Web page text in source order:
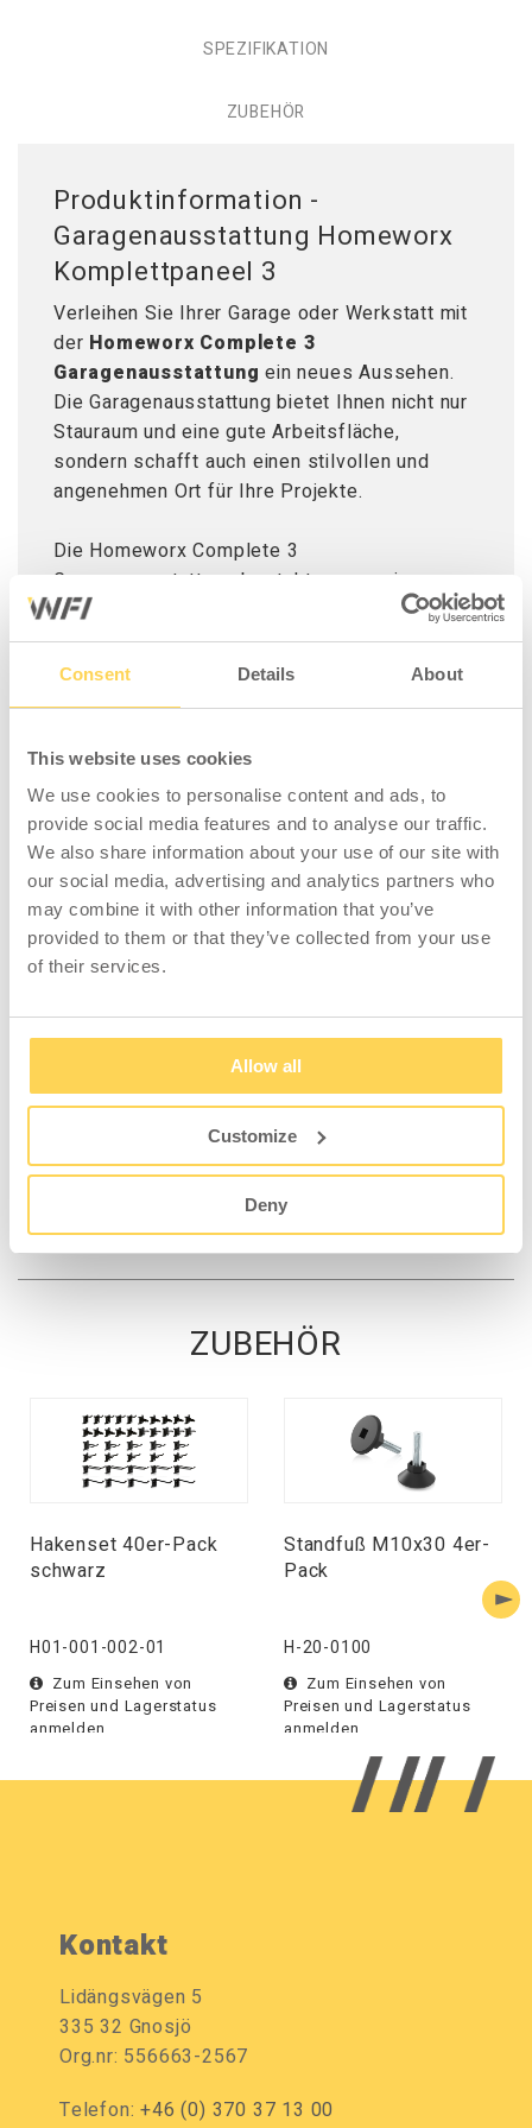
Consent Details About
This website uses cookies
We use cookies to personalise content and ads, to
provide social media features and to analyse our traffic.
We also share information about your use of our site with
our social media, advertising and analytics partners who
may combine it with other information that you’ve
provided to them or that they’ve collected from your use
of their services.
Allow all
Customize
Deny
SPEZIFIKATION
ZUBEHÖR
Produktinformation -
Garagenausstattung Homeworx
Komplettpaneel 3
Verleihen Sie Ihrer Garage oder Werkstatt mit
der Homeworx Complete 3
Garagenausstattung ein neues Aussehen.
Die Garagenausstattung bietet Ihnen nicht nur
Stauraum und eine gute Arbeitsfläche,
sondern schafft auch einen stilvollen und
angenehmen Ort für Ihre Projekte.
Die Homeworx Complete 3
Garagenausstattung besteht aus zwei
verschiedenen Unterschränken, einem mit
Schränken und einem mit Schubladen, einem
Schubladenblock auf Rollen, einer
Arbeitsplatte aus Holzfaser und vier
Unterschränken und Schubladen verfügen über
kugelgelagerte Auszüge. Die Arbeitsplatte
befindet sich in einer ergonomischen Höhe
von 95 cm.
Der bewegliche Schubladenblock lässt sich
bei Bedarf nach vorne rollen und anschließend
bequem wieder in das Garagensystem
Nivellierfüße separat erhältlich sind. Für die
Homeworx Complete 3 Garagenausstattung
H-20-0100 (= insgesamt 8 Füße) benötigt.
ZUBEHÖR
Hakenset 40er-Pack
schwarz
H01-001-002-01
Zum Einsehen von
Preisen und Lagerstatus
anmelden.
Standfuß M10x30 4er-
Pack
H-20-0100
Zum Einsehen von
Preisen und Lagerstatus
anmelden.
Kontakt
Lidängsvägen 5
335 32 Gnosjö
Org.nr: 556663-2567
Telefon:+46 (0) 370 37 13 00